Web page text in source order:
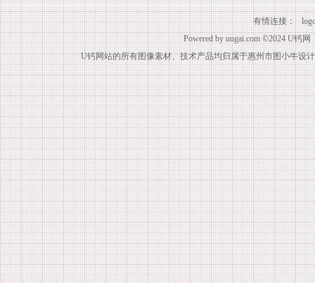
有情连接：
Powered by uugai.com ©2024 U钙网
U钙网站的所有图像素材、技术产品均归属于惠州市图小牛设